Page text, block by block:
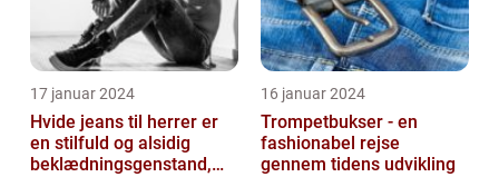
17 januar 2024
Hvide jeans til herrer er
en stilfuld og alsidig
beklædningsgenstand,
16 januar 2024
Trompetbukser - en
fashionabel rejse
gennem tidens udvikling